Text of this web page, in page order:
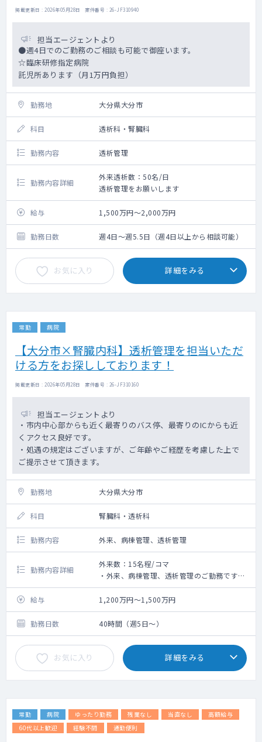
掲載更新日 : 2026年05月28日 案件番号 : 26-JF310940
担当エージェントより
●週4日でのご勤務のご相談も可能で御座います。
☆臨床研修指定病院
託児所あります（月1万円負担）
勤務地 大分県大分市
科目 透析科・腎臓科
勤務内容 透析管理
勤務内容詳細
外来透析数：50名/日
透析管理をお願いします
給与 1,500万円～2,000万円
勤務日数 週4日～週5.5日（週4日以上から相談可能）
お気に入り 詳細をみる
常勤 病院
【大分市×腎臓内科】透析管理を担当いただ
ける方をお探ししております！
掲載更新日 : 2026年05月28日 案件番号 : 26-JF310160
担当エージェントより
・市内中心部からも近く最寄りのバス停、最寄りのICからも近
くアクセス良好です。
・処遇の規定はございますが、ご年齢やご経歴を考慮した上で
ご提示させて頂きます。
勤務地 大分県大分市
科目 腎臓科・透析科
勤務内容 外来、病棟管理、透析管理
勤務内容詳細
外来数：15名程/コマ
・外来、病棟管理、透析管理のご勤務です。
・外来は週3コマ、1コマあたり15名程をご対
応いただきます。
・病棟は主治医として12名程を担当いただき
ます。
・当院では透析ベッドを13床持っており1日
あたり20名前後の透析管理を実施しておりま
す。
給与 1,200万円～1,500万円
勤務日数 40時間（週5日～）
お気に入り 詳細をみる
常勤 病院 ゆったり勤務 残業なし 当直なし
高額給与
60代以上歓迎
経験不問 通勤便利